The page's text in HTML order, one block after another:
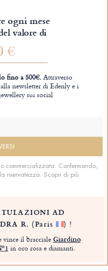
ogni mese
valore di
€
fino a 500€.Attraverso
newsletter di Edenly e i
sui social
commercializzata. Confermando,
riservatezza. Scopri di più
AD
R. (Paris ) !
vince il braccialeGiardino
in oro rosa e diamanti.